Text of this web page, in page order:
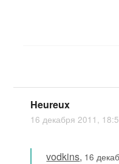
Heureux
16 декабря 2011,
vodkins, 16